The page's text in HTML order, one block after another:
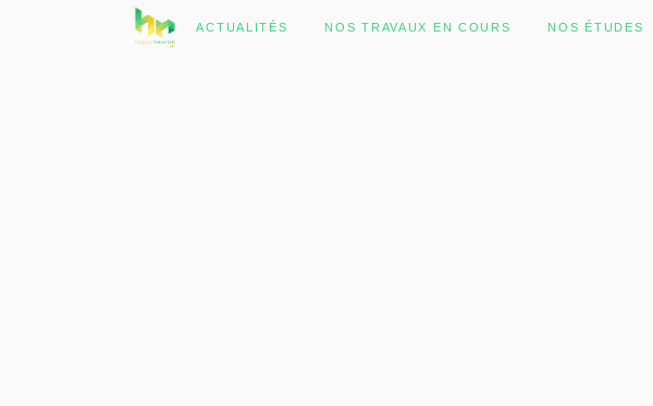
ACTUALITÉS NOS TRAVAUX EN COURS NOS ÉTUDES
No posts were found.